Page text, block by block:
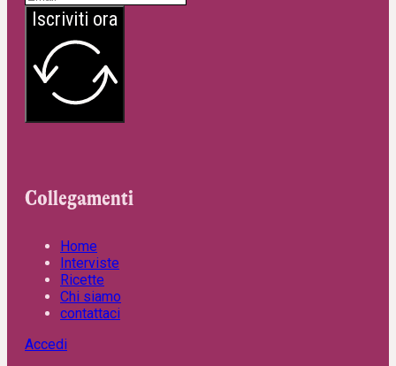
Iscriviti ora
Collegamenti
Home
Interviste
Ricette
Chi siamo
contattaci
Accedi